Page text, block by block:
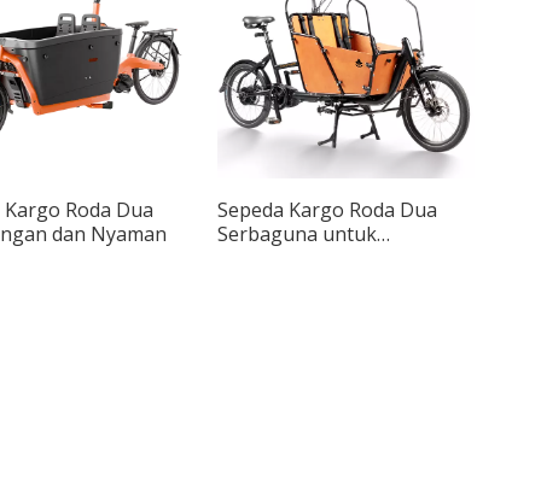
Kargo Roda Dua
dan Nyaman
Sepeda Kargo Roda Dua
Serbaguna untuk